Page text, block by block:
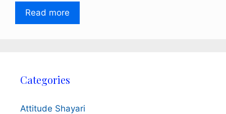
Read more
Categories
Attitude Shayari